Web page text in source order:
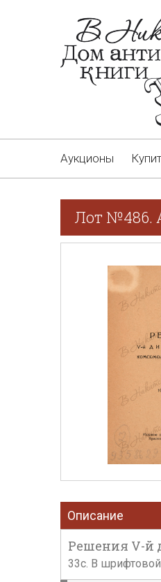
Аукционы
Лот №486.
Описание
Решения V-й
33с. В